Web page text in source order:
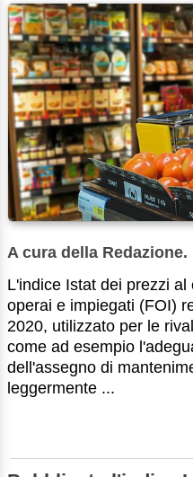
A cura della Redazione.
L'indice Istat dei prezzi
operai e impiegati (FOI)
2020, utilizzato per le
come ad esempio
dell'assegno di
leggermente ...